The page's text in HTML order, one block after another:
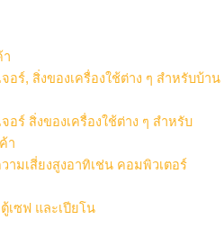
า
อร์, สิ่งของเครื่องใช้ต่าง ๆ สำหรับบ้าน
อร์ สิ่งของเครื่องใช้ต่าง ๆ สำหรับ
า
มเสี่ยงสูงอาทิเช่น คอมพิวเตอร์
เซฟ และเปียโน